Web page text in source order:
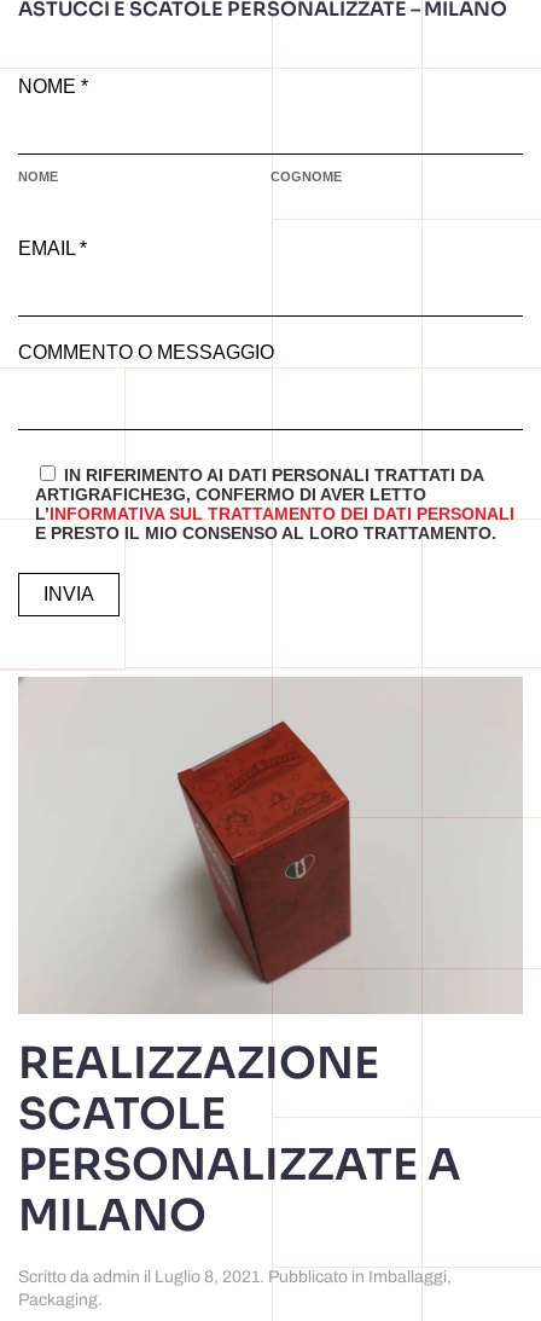
ASTUCCI E SCATOLE PERSONALIZZATE – MILANO
NOME *
NOME COGNOME
EMAIL *
COMMENTO O MESSAGGIO
IN RIFERIMENTO AI DATI PERSONALI TRATTATI DA
ARTIGRAFICHE3G, CONFERMO DI AVER LETTO
L’INFORMATIVA SUL TRATTAMENTO DEI DATI PERSONALI
E PRESTO IL MIO CONSENSO AL LORO TRATTAMENTO.
ALTERNATIVE:
REALIZZAZIONE
SCATOLE
PERSONALIZZATE A
MILANO
Scritto da admin il Luglio 8, 2021. Pubblicato in Imballaggi,
Packaging.